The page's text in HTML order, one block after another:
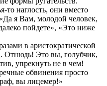
то наглость, они вместо
я Вам, молодой человек,
пойдете», «Это ниже
в аристократической
Отнюдь! Это вы, голубчик,
упрекнуть не в чем!
обвинения просто
вы лицемер!»